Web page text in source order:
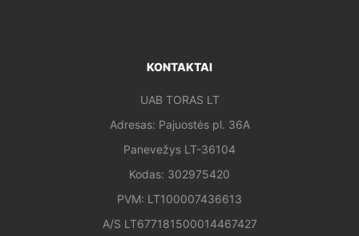
KONTAKTAI
UAB TORAS LT
Adresas: Pajuostės pl. 36A
Panevežys LT-36104
Kodas: 302975420
PVM: LT100007436613
A/S LT677181500014467427